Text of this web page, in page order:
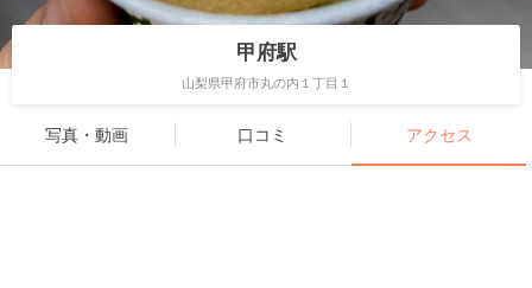
甲府駅
山梨県甲府市丸の内１丁目１
写真・動画 口コミ アクセス